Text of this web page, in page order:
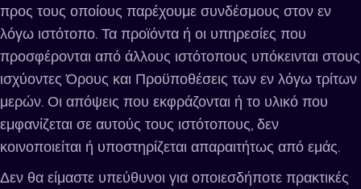
προς τους οποίους παρέχουμε συνδέσμους στον εν
λόγω ιστότοπο. Τα προϊόντα ή οι υπηρεσίες που
προσφέρονται από άλλους ιστότοπους υπόκεινται στους
ισχύοντες Όρους και Προϋποθέσεις των εν λόγω τρίτων
μερών. Οι απόψεις που εκφράζονται ή το υλικό που
εμφανίζεται σε αυτούς τους ιστότοπους, δεν
κοινοποιείται ή υποστηρίζεται απαραιτήτως από εμάς.
Δεν θα είμαστε υπεύθυνοι για οποιεσδήποτε πρακτικές